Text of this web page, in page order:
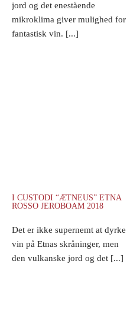
jord og det enestående
mikroklima giver mulighed for
fantastisk vin. [...]
I CUSTODI “ÆTNEUS” ETNA
ROSSO JEROBOAM 2018
Det er ikke supernemt at dyrke
vin på Etnas skråninger, men
den vulkanske jord og det [...]